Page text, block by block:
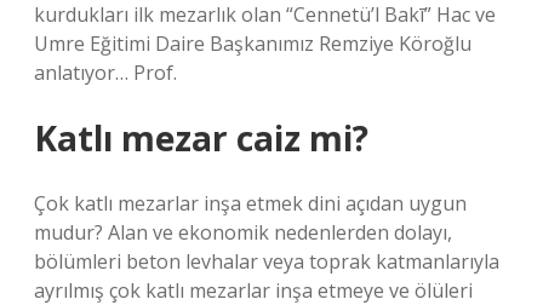
kurdukları ilk mezarlık olan “Cennetü’l Bakī” Hac ve
Umre Eğitimi Daire Başkanımız Remziye Köroğlu
anlatıyor… Prof.
Katlı mezar caiz mi?
Çok katlı mezarlar inşa etmek dini açıdan uygun
mudur? Alan ve ekonomik nedenlerden dolayı,
bölümleri beton levhalar veya toprak katmanlarıyla
ayrılmış çok katlı mezarlar inşa etmeye ve ölüleri